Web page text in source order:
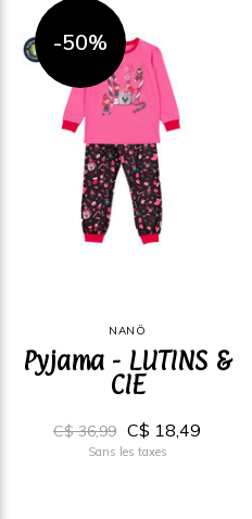
-50%
NANÖ
Pyjama - LUTINS &
CIE
C$ 36,99 C$ 18,49
Sans les taxes